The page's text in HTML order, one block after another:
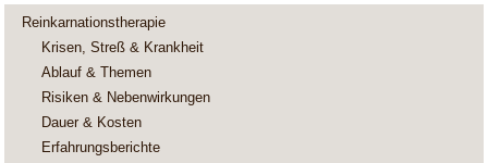
Reinkarnationstherapie
Krisen, Streß & Krankheit
Ablauf & Themen
Risiken & Nebenwirkungen
Dauer & Kosten
Erfahrungsberichte